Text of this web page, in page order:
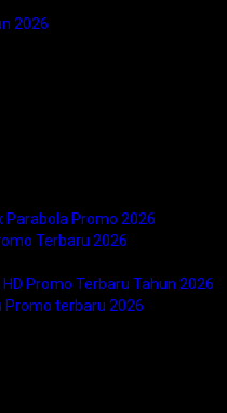
2026
Parabola Promo 2026
Terbaru 2026
Promo Terbaru Tahun 2026
Promo terbaru 2026